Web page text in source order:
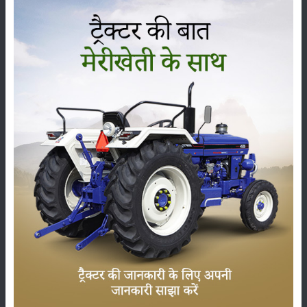
कृषिगत स्तर पर कीटों की रोकथाम
खेती के स्तर पर यदि हम कीट नियंत्रण की बात करें तो खेत की ग्रीष्मकालीन गहरी
जुताई करना। मानसून की वर्षा के पूर्व बिजाई ना करना अति आवश्यक बातें हैं। साथ
ही, मानसून आगमन के बाद बिजाई शीघ्रता से संपन्न करें। खेत नींदा रहित ही रखें।
सोयाबीन की फसल के साथ ज्वार या मक्का की अंतरवर्तीय फसल करें। खेतों को फसल
अवशेषों से पूर्णतय मुक्त रखें और मेढ़ों को बिल्कुल साफ रखें।
रासायनिक स्तर पर कीटों की रोकथाम
सोयाबीन की बिजाई के दौरान थयोमिथोक्जाम 70 डब्ल्यू.एस. 3 ग्राम दवा प्रति किलो
ग्राम बीज की दर से उपचारित करने से शुरूआतीकीटों की रोकथामहोती है। वहीं,
अंकुरण की शुरुआत होते ही नीले भृंग कीट की रोकथाम के लिये क्यूनालफॉस 1.5
प्रतिशत या मिथाइल पैराथियान (फालीडाल 2 प्रतिशत या धानुडाल 2 प्रतिशत) 10
किलोग्राम प्रति एकड़ की दर से भुरकाव करें। विभिन्न तरह की इल्लियां पत्ती, छोटी
फलियों एवं फलों को खाके खत्म कर देती हैं। इन कीटों की रोकथाम करने के लिये
घुलनशील दवाओं की निम्नलिखित मात्रा 300 से 325 लीटर जल में घोल कर छिड़काव
करें। हरी इल्ली की एक प्रजाति जिसका सिर पतला एवं पिछला हिस्सा चौड़ा होता है।
सोयाबीन के फूलों एवं फलियों को खाकर खत्म कर देती है, जिससे पौधे फली विहीन हो
जाते हैं। फसल बांझ होने जैसी लगती है। सोयाबीन की फसल पर तना मक्खी,